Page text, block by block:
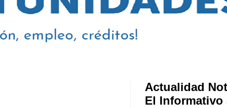
Actualidad
El Informativo